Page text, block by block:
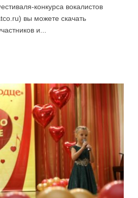
конкурса вокалистов
вы можете скачать
и...